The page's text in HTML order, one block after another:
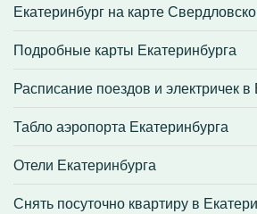
Екатеринбург на карте
Подробные карты Екатеринбурга
Расписание поездов и электричек в
Табло аэропорта Екатеринбурга
Отели Екатеринбурга
Снять посуточно квартиру в